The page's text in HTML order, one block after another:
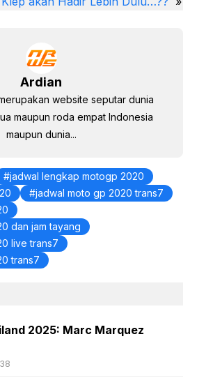
m
Ardian
website seputar dunia
maupun roda empat Indonesia
maupun dunia...
jadwal lengkap motogp 2020
jadwal moto gp 2020 trans7
dan jam tayang
live trans7
trans7
2025: Marc Marquez